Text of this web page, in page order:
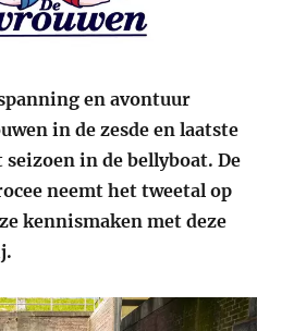
en avontuur
in de zesde en laatste
in de bellyboat. De
neemt het tweetal op
kennismaken met deze